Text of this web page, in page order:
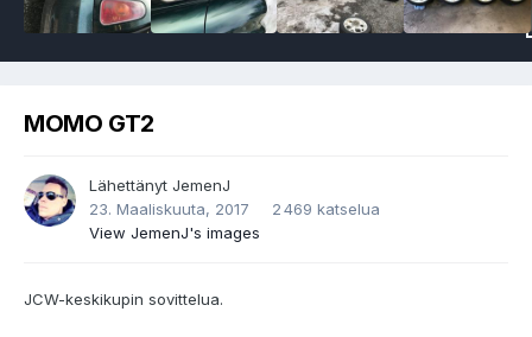
MOMO GT2
Lähettänyt JemenJ
23. Maaliskuuta, 2017
2 469 katselua
View JemenJ's images
JCW-keskikupin sovittelua.